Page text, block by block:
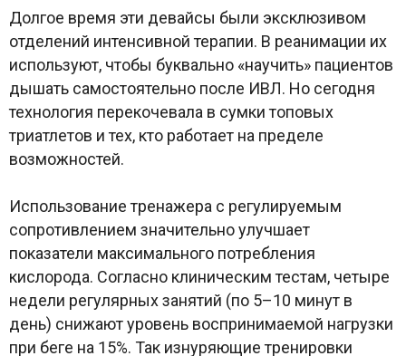
Долгое время эти девайсы были эксклюзивом
отделений интенсивной терапии. В реанимации их
используют, чтобы буквально «научить» пациентов
дышать самостоятельно после ИВЛ. Но сегодня
технология перекочевала в сумки топовых
триатлетов и тех, кто работает на пределе
возможностей.
Использование тренажера с регулируемым
сопротивлением значительно улучшает
показатели максимального потребления
кислорода. Согласно клиническим тестам, четыре
недели регулярных занятий (по 5–10 минут в
день) снижают уровень воспринимаемой нагрузки
при беге на 15%. Так изнуряющие тренировки